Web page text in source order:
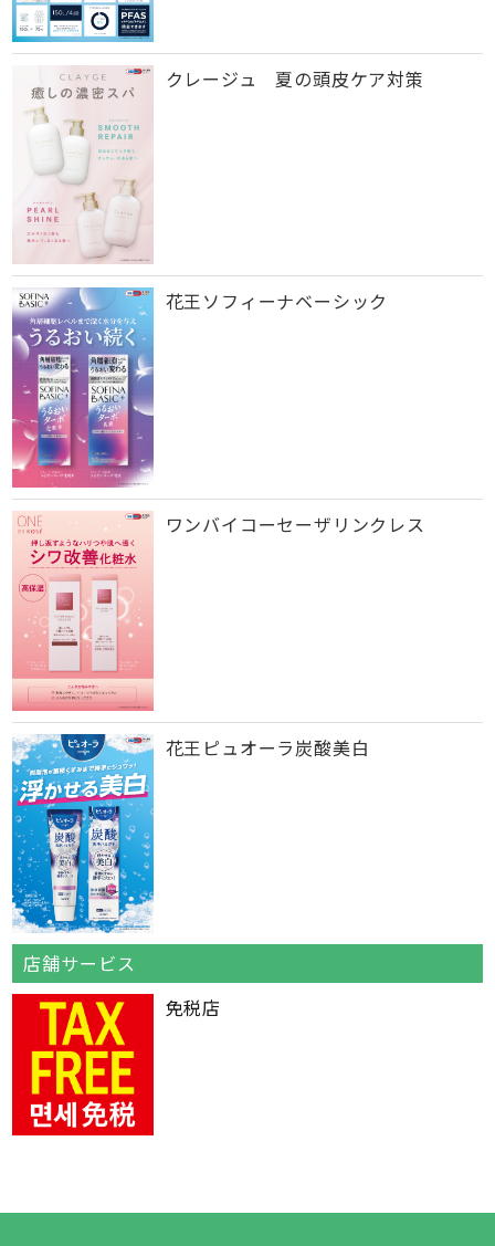
クレージュ 夏の頭皮ケア対策
花王ソフィーナベーシック
ワンバイコーセーザリンクレス
花王ピュオーラ炭酸美白
店舗サービス
免税店